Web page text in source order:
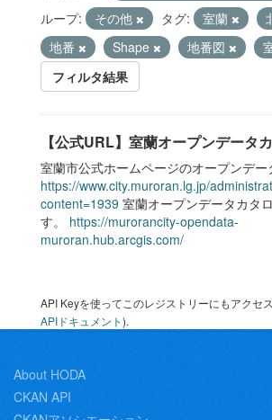
ループ:
その他 タグ: 室蘭
地番
Shape 地番図
フィルタ結果
【公式URL】室蘭オープンデータ
室蘭市公式ホームページのオープンデー
https://www.city.muroran.lg.jp/
content=1939 室蘭オープンデータカタ
す。 https://murorancity-opendata-
muroran.hub.arcgis.com/
API Keyを使ってこのレジストリーにもアクセ
APIドキュメント).
About HODA
CKAN API